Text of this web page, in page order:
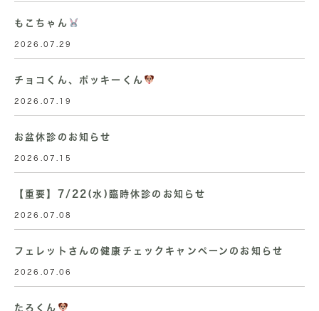
もこちゃん
2026.07.29
チョコくん、ポッキーくん
2026.07.19
お盆休診のお知らせ
2026.07.15
【重要】7/22(水)臨時休診のお知らせ
2026.07.08
フェレットさんの健康チェックキャンペーンのお知らせ
2026.07.06
たろくん